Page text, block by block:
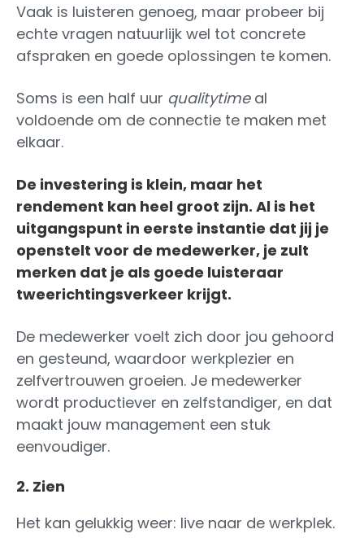
Vaak is luisteren genoeg, maar probeer bij
echte vragen natuurlijk wel tot concrete
afspraken en goede oplossingen te komen.
Soms is een half uur qualitytimeal
voldoende om de connectie te maken met
elkaar.
De investering is klein, maar het
rendement kan heel groot zijn. Al is het
uitgangspunt in eerste instantie dat jij je
openstelt voor de medewerker, je zult
merken dat je als goede luisteraar
tweerichtingsverkeer krijgt.
De medewerker voelt zich door jou gehoord
en gesteund, waardoor werkplezier en
zelfvertrouwen groeien. Je medewerker
wordt productiever en zelfstandiger, en dat
maakt jouw management een stuk
eenvoudiger.
2. Zien
Het kan gelukkig weer: live naar de werkplek.